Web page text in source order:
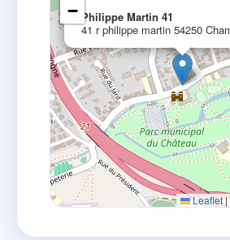
Philippe Martin 41
41 r philippe martin 54250
−
Leaflet|